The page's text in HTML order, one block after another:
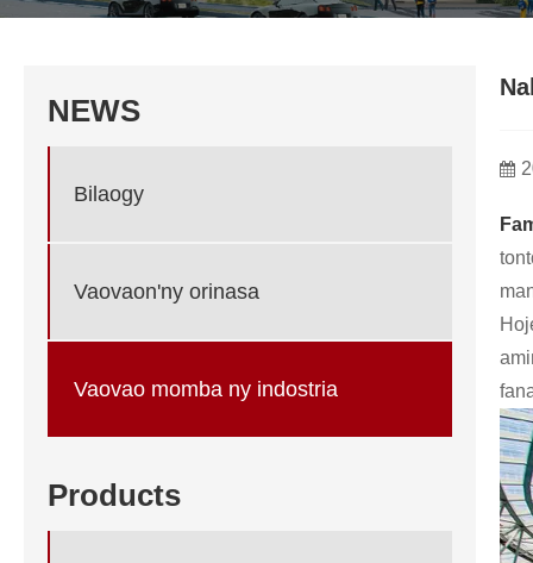
NEWS
Bilaogy
Vaovaon'ny orinasa
Vaovao momba ny indostria
Products